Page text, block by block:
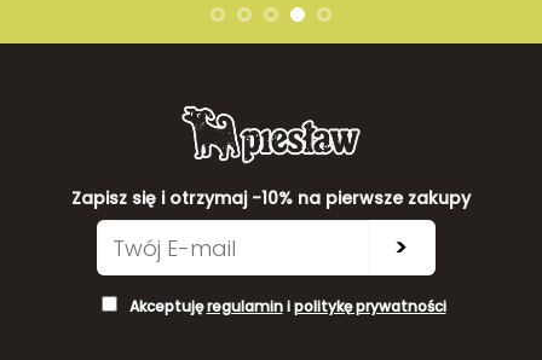
Zapisz się i otrzymaj -10% na pierwsze zakupy
>
Akceptujęregulaminipolitykę prywatności